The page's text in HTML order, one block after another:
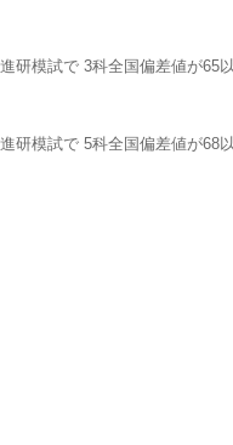
模試で 3科全国偏差値が65
模試で 5科全国偏差値が68